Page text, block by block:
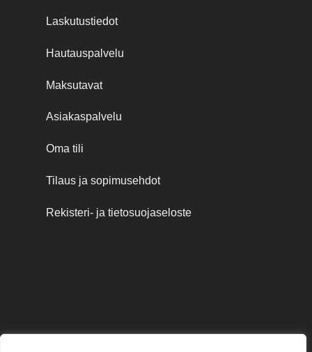
Laskutustiedot
Hautauspalvelu
Maksutavat
Asiakaspalvelu
Oma tili
Tilaus ja sopimusehdot
Rekisteri- ja tietosuojaseloste